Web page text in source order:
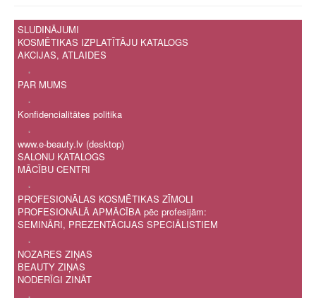
SLUDINĀJUMI
KOSMĒTIKAS IZPLATĪTĀJU KATALOGS
AKCIJAS, ATLAIDES
.
PAR MUMS
.
Konfidencialitātes politika
.
www.e-beauty.lv (desktop)
SALONU KATALOGS
MĀCĪBU CENTRI
.
PROFESIONĀLAS KOSMĒTIKAS ZĪMOLI
PROFESIONĀLĀ APMĀCĪBA pēc profesijām:
SEMINĀRI, PREZENTĀCIJAS SPECIĀLISTIEM
.
NOZARES ZIŅAS
BEAUTY ZIŅAS
NODERĪGI ZINĀT
.